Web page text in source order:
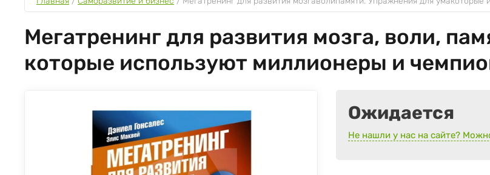
Мегатренинг для развития мозга, воли,
которые используют миллионеры и
Ожидается
Не нашли у нас на сайте?